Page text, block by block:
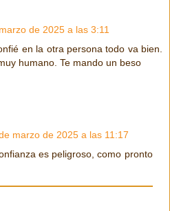
de 2025 a las 3:11
en la otra persona todo va bien.
humano. Te mando un beso
marzo de 2025 a las 11:17
es peligroso, como pronto